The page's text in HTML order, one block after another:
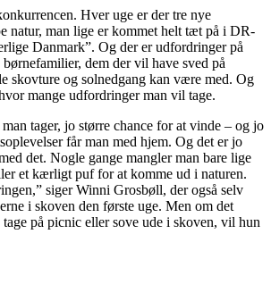
Hver uge er der tre nye
natur, man lige er kommet helt tæt på i DR-
Danmark”. Og der er udfordringer på
børnefamilier, dem der vil have sved på
skovture og solnedgang kan være med. Og
mange udfordringer man vil tage.
tager, jo større chance for at vinde – og jo
får man med hjem. Og det er jo
det. Nogle gange mangler man bare lige
et kærligt puf for at komme ud i naturen.
siger Winni Grosbøll, der også selv
i skoven den første uge. Men om det
på picnic eller sove ude i skoven, vil hun